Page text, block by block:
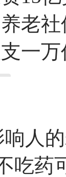
老
一
响人
吃药